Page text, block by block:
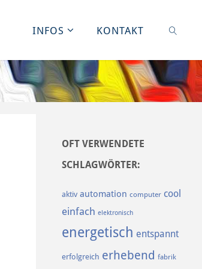
INFOS KONTAKT
OFT VERWENDETE
SCHLAGWÖRTER:
aktiv automation computer cool
einfach elektronisch
energetisch entspannt
erfolgreich erhebend fabrik